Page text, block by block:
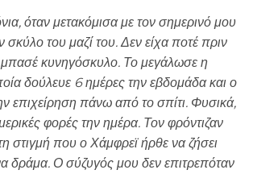
όταν μετακόμισα με τον σημερινό μου
σκύλο του μαζί του. Δεν είχα ποτέ πριν
κυνηγόσκυλο. Το μεγάλωσε η
δούλευε 6 ημέρες την εβδομάδα και ο
επιχείρηση πάνω από το σπίτι. Φυσικά,
φορές την ημέρα. Τον φρόντιζαν
στιγμή που ο Χάμφρεϊ ήρθε να ζήσει
δράμα. Ο σύζυγός μου δεν επιτρεπόταν